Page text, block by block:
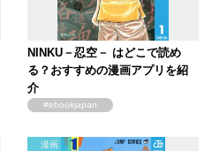
NINKU－忍空－ はどこで読め
る？おすすめの漫画アプリを紹
介
#ebookjapan
漫画